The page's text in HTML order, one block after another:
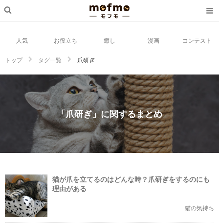
人気 お役立ち 癒し 漫画 コンテスト
トップ タグ一覧 爪研ぎ
「爪研ぎ」に関するまとめ
猫が爪を立てるのはどんな時？爪研ぎをするのにも
理由がある
猫の気持ち